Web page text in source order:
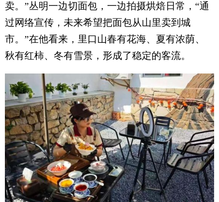
卖。”丛明一边切面包，一边拍摄烘焙日常，“通
过网络宣传，未来希望把面包从山里卖到城
市。”在他看来，里口山春有花海、夏有浓荫、
秋有红柿、冬有雪景，形成了稳定的客流。